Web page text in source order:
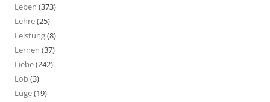
Leben (373)
Lehre(25)
Leistung(8)
Lernen (37)
Liebe(242)
Lob(3)
Lüge(19)